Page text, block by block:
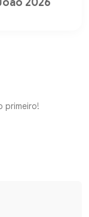
primeiro!